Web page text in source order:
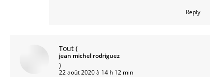
Reply
Tout (
jean michel rodriguez
)
22 août 2020 à 14 h 12 min